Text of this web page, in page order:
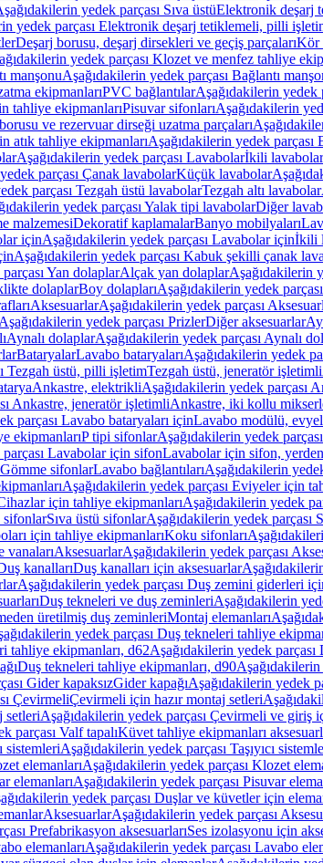
yedek parçası Sıva üstüElektronik deşarj
yedek parçası Elektronik deşarj tetiklemeli, pilli
Deşarj borusu, deşarj dirsekleri ve geçiş parçalarıKör
yedek parçası Klozet ve menfez tahliye
manşonuAşağıdakilerin yedek parçası Bağlantı
ekipmanlarıPVC bağlantılarAşağıdakilerin yedek
tahliye ekipmanlarıPisuvar sifonlarıAşağıdakilerin
ve rezervuar dirseği uzatma parçaları
atık tahliye ekipmanlarıAşağıdakilerin yedek parçası
Aşağıdakilerin yedek parçası Lavabolarİkili lavabolar
parçası Çanak lavabolarKüçük lavabolar
parçası Tezgah üstü lavabolarTezgah altı lavabolar
yedek parçası Yalak tipi lavabolarDiğer
malzemesiDekoratif kaplamalarBanyo mobilyaları
içinAşağıdakilerin yedek parçası Lavabolar içinİkili
Aşağıdakilerin yedek parçası Kabuk şekilli çanak
Yan dolaplarAlçak yan dolaplarAşağıdakilerin
dolaplarBoy dolaplarıAşağıdakilerin yedek
AksesuarlarAşağıdakilerin yedek parçası
yedek parçası PrizlerDiğer aksesuarlar
Aynalı dolaplarAşağıdakilerin yedek parçası Aynalı
BataryalarLavabo bataryalarıAşağıdakilerin yedek
Tezgah üstü, pilli işletimTezgah üstü, jeneratör işletimli
Ankastre, elektrikliAşağıdakilerin yedek parçası
Ankastre, jeneratör işletimliAnkastre, iki kollu
parçası Lavabo bataryaları içinLavabo modülü,
ekipmanlarıP tipi sifonlarAşağıdakilerin yedek
Lavabolar için sifonLavabolar için sifon,
sifonlarLavabo bağlantılarıAşağıdakilerin
Aşağıdakilerin yedek parçası Eviyeler için
için tahliye ekipmanlarıAşağıdakilerin yedek
sifonlarSıva üstü sifonlarAşağıdakilerin yedek parçası
için tahliye ekipmanlarıKoku sifonları
vanalarıAksesuarlarAşağıdakilerin yedek parçası
kanallarıDuş kanalları için aksesuarlar
Aşağıdakilerin yedek parçası Duş zemini giderleri
Duş tekneleri ve duş zeminleriAşağıdakilerin
üretilmiş duş zeminleriMontaj elemanları
yedek parçası Duş tekneleri tahliye
tahliye ekipmanları, d62Aşağıdakilerin yedek
Duş tekneleri tahliye ekipmanları, d90
Gider kapaksızGider kapağıAşağıdakilerin yedek
ÇevirmeliÇevirmeli için hazır montaj setleri
setleriAşağıdakilerin yedek parçası Çevirmeli ve giriş
parçası Valf tapalıKüvet tahliye ekipmanları
sistemleriAşağıdakilerin yedek parçası Taşıyıcı
elemanlarıAşağıdakilerin yedek parçası Klozet
elemanlarıAşağıdakilerin yedek parçası Pisuvar
yedek parçası Duşlar ve küvetler için
AksesuarlarAşağıdakilerin yedek parçası
Prefabrikasyon aksesuarlarıSes izolasyonu için
elemanlarıAşağıdakilerin yedek parçası Lavabo